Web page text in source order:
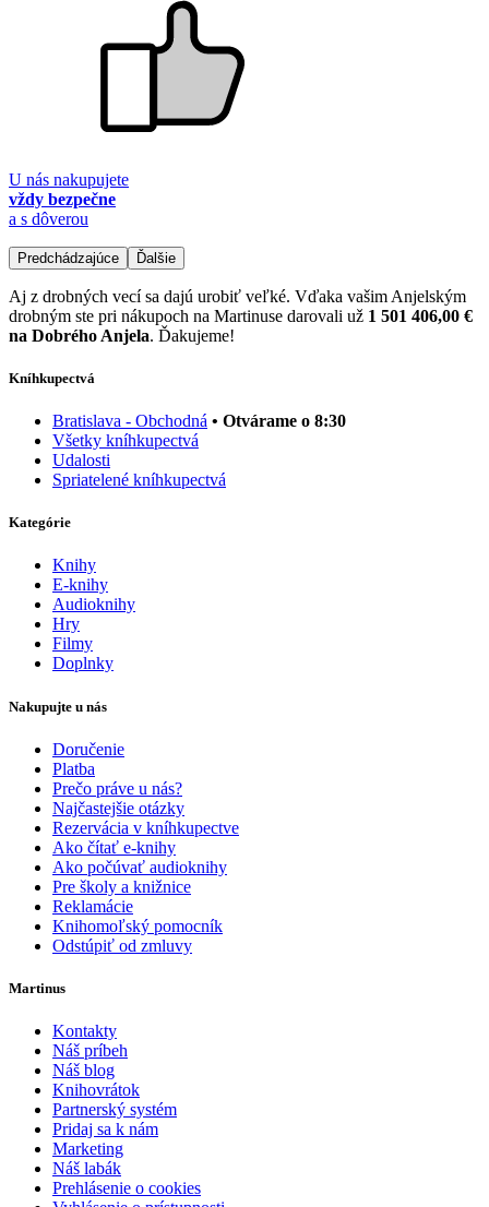
U nás nakupujete
vždy bezpečne
a s dôverou
Predchádzajúce Ďalšie
Aj z drobných vecí sa dajú urobiť veľké. Vďaka vašim Anjelským
drobným ste pri nákupoch na Martinuse darovali už 1 501 406,00 €
na Dobrého Anjela. Ďakujeme!
Kníhkupectvá
Bratislava - Obchodná • Otvárame o 8:30
Všetky kníhkupectvá
Udalosti
Spriatelené kníhkupectvá
Kategórie
Knihy
E-knihy
Audioknihy
Hry
Filmy
Doplnky
Nakupujte u nás
Doručenie
Platba
Prečo práve u nás?
Najčastejšie otázky
Rezervácia v kníhkupectve
Ako čítať e-knihy
Ako počúvať audioknihy
Pre školy a knižnice
Reklamácie
Knihomoľský pomocník
Odstúpiť od zmluvy
Martinus
Kontakty
Náš príbeh
Náš blog
Knihovrátok
Partnerský systém
Pridaj sa k nám
Marketing
Náš labák
Prehlásenie o cookies